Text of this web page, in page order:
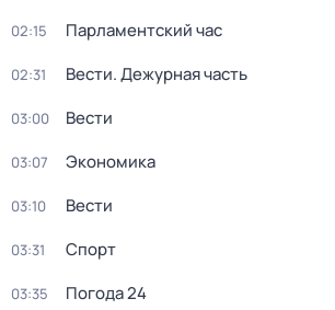
02:15 Парламентский час
02:31 Вести. Дежурная часть
03:00 Вести
03:07 Экономика
03:10 Вести
03:31 Спорт
03:35 Погода 24